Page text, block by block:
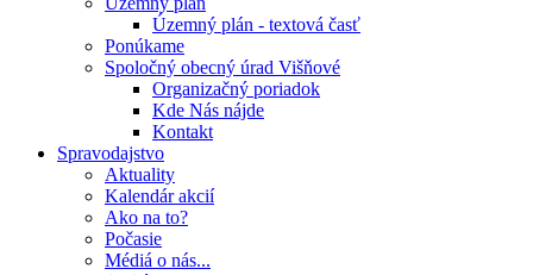
Územný plán - textová časť
Ponúkame
Spoločný obecný úrad Višňové
Organizačný poriadok
Kde Nás nájde
Kontakt
Spravodajstvo
Aktuality
Kalendár akcií
Ako na to?
Počasie
Médiá o nás...